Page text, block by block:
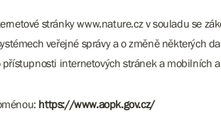
stránky www.nature.cz v souladu se
veřejné správy a o změně některých
internetových stránek a mobilních
https://www.aopk.gov.cz/